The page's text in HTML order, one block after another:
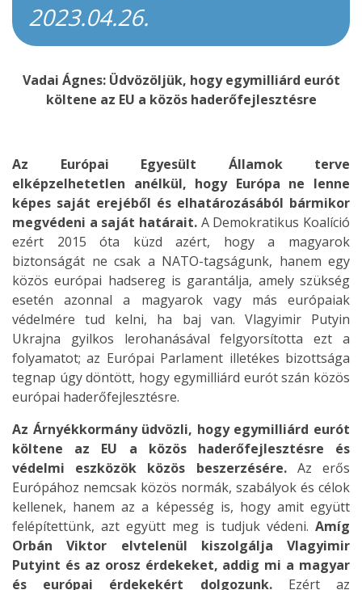
2023.04.26.
Vadai Ágnes: Üdvözöljük, hogy egymilliárd eurót
költene az EU a közös haderőfejlesztésre
Az Európai Egyesült Államok terve
elképzelhetetlen anélkül, hogy Európa ne lenne
képes saját erejéből és elhatározásából bármikor
megvédeni a saját határait. A Demokratikus Koalíció
ezért 2015 óta küzd azért, hogy a magyarok
biztonságát ne csak a NATO-tagságunk, hanem egy
közös európai hadsereg is garantálja, amely szükség
esetén azonnal a magyarok vagy más európaiak
védelmére tud kelni, ha baj van. Vlagyimir Putyin
Ukrajna gyilkos lerohanásával felgyorsította ezt a
folyamatot; az Európai Parlament illetékes bizottsága
tegnap úgy döntött, hogy egymilliárd eurót szán közös
európai haderőfejlesztésre.
Az Árnyékkormány üdvözli, hogy egymilliárd eurót
költene az EU a közös haderőfejlesztésre és
védelmi eszközök közös beszerzésére.Az erős
Európához nemcsak közös normák, szabályok és célok
kellenek, hanem az a képesség is, hogy amit együtt
felépítettünk, azt együtt meg is tudjuk védeni. Amíg
Orbán Viktor elvtelenül kiszolgálja Vlagyimir
Putyint és az orosz érdekeket, addig mi a magyar
és európai érdekekért dolgozunk.Ezért az